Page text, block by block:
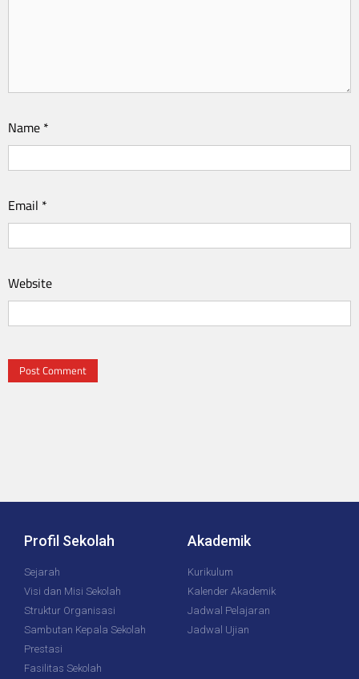
Name *
Email *
Website
Profil Sekolah
Sejarah
Visi dan Misi Sekolah
Struktur Organisasi
Sambutan Kepala Sekolah
Prestasi
Fasilitas Sekolah
Akademik
Kurikulum
Kalender Akademik
Jadwal Pelajaran
Jadwal Ujian